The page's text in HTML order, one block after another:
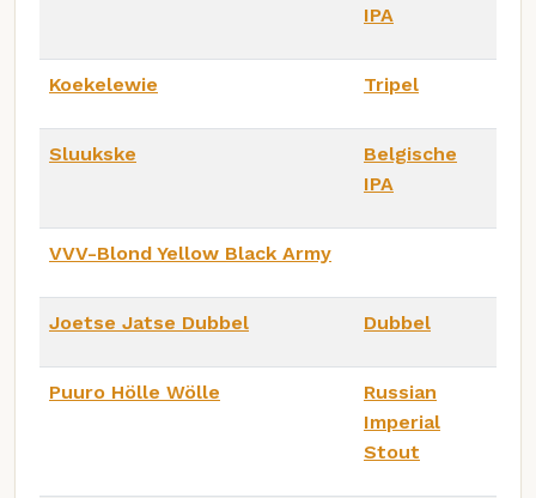
IPA
Koekelewie Tripel
Sluukske
Belgische
IPA
VVV-Blond Yellow Black Army
Joetse Jatse Dubbel Dubbel
Puuro Hölle Wölle
Russian
Imperial
Stout